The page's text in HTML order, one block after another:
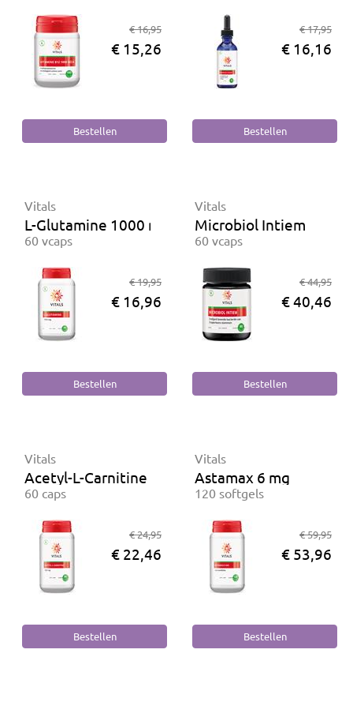
€ 16,95
€ 15,26
€ 17,95
€ 16,16
Vitals
L-Glutamine 1000 mg
60 vcaps
€ 19,95
€ 16,96
Vitals
Microbiol Intiem
60 vcaps
€ 44,95
€ 40,46
Vitals
Acetyl-L-Carnitine 500 mg
60 caps
€ 24,95
€ 22,46
Vitals
Astamax 6 mg
120 softgels
€ 59,95
€ 53,96